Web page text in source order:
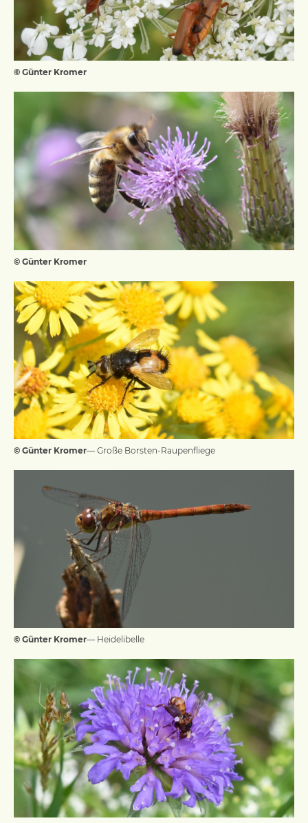
© Günter Kromer
© Günter Kromer
© Günter Kromer— Große Borsten-Raupenfliege
© Günter Kromer— Heidelibelle